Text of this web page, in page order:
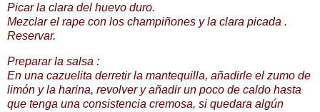
Picar la clara del huevo duro.
Mezclar el rape con los champiñones y la clara picada .
Reservar.
Preparar la salsa :
En una cazuelita derretir la mantequilla, añadirle el zumo de
limón y la harina, revolver y añadir un poco de caldo hasta
que tenga una consistencia cremosa, si quedara algún